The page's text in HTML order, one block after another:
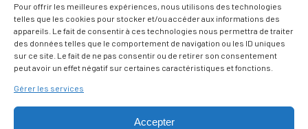
Pour offrir les meilleures expériences, nous utilisons des technologies
telles que les cookies pour stocker et/ou accéder aux informations des
appareils. Le fait de consentir à ces technologies nous permettra de traiter
des données telles que le comportement de navigation ou les ID uniques
sur ce site. Le fait de ne pas consentir ou de retirer son consentement
peut avoir un effet négatif sur certaines caractéristiques et fonctions.
Gérer les services
Accepter